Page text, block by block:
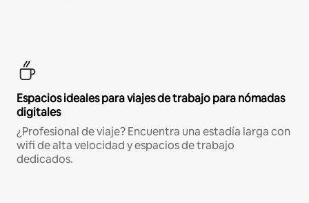
Espacios ideales para viajes de trabajo para nómadas
digitales
¿Profesional de viaje? Encuentra una estadía larga con
wifi de alta velocidad y espacios de trabajo
dedicados.